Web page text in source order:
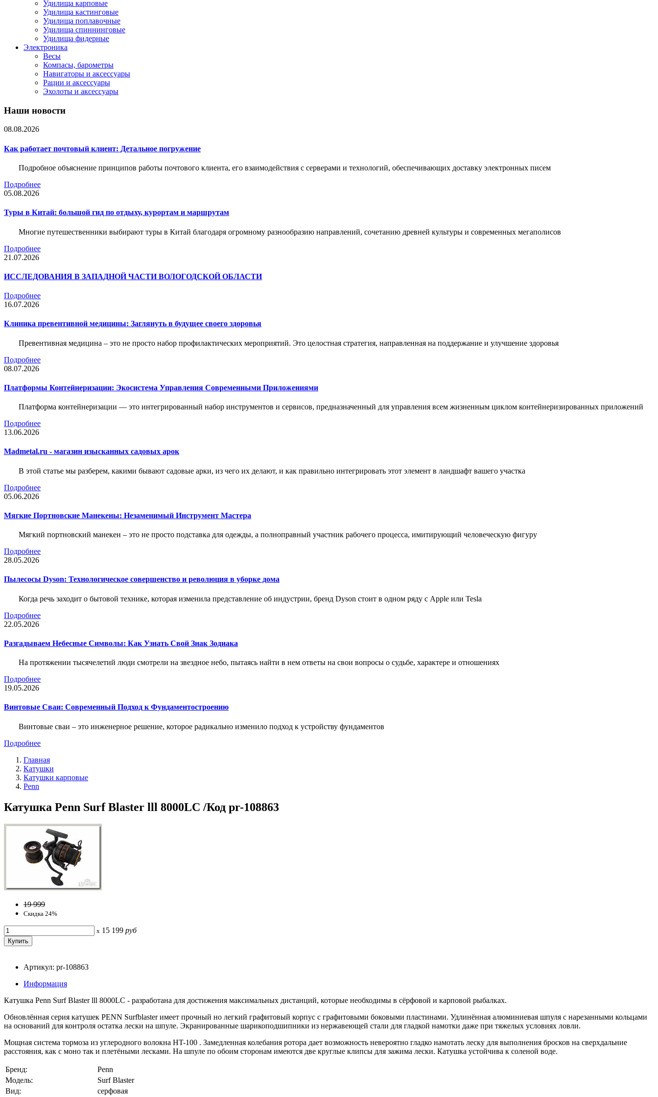
Удилища карповые
Удилища кастинговые
Удилища поплавочные
Удилища спиннинговые
Удилища фидерные
Электроника
Весы
Компасы, барометры
Навигаторы и аксессуары
Рации и аксессуары
Эхолоты и аксессуары
Наши новости
08.08.2026
Как работает почтовый клиент: Детальное погружение
Подробное объяснение принципов работы почтового клиента, его взаимодействия с серверами и технологий, обеспечивающих доставку электронных писем
Подробнее
05.08.2026
Туры в Китай: большой гид по отдыху, курортам и маршрутам
Многие путешественники выбирают туры в Китай благодаря огромному разнообразию направлений, сочетанию древней культуры и современных мегаполисов
Подробнее
21.07.2026
ИССЛЕДОВАНИЯ В ЗАПАДНОЙ ЧАСТИ ВОЛОГОДСКОЙ ОБЛАСТИ
Подробнее
16.07.2026
Клиника превентивной медицины: Заглянуть в будущее своего здоровья
Превентивная медицина – это не просто набор профилактических мероприятий. Это целостная стратегия, направленная на поддержание и улучшение здоровья
Подробнее
08.07.2026
Платформы Контейнеризации: Экосистема Управления Современными Приложениями
Платформа контейнеризации — это интегрированный набор инструментов и сервисов, предназначенный для управления всем жизненным циклом контейнеризированных приложений
Подробнее
13.06.2026
Madmetal.ru - магазин изысканных садовых арок
В этой статье мы разберем, какими бывают садовые арки, из чего их делают, и как правильно интегрировать этот элемент в ландшафт вашего участка
Подробнее
05.06.2026
Мягкие Портновские Манекены: Незаменимый Инструмент Мастера
Мягкий портновский манекен – это не просто подставка для одежды, а полноправный участник рабочего процесса, имитирующий человеческую фигуру
Подробнее
28.05.2026
Пылесосы Dyson: Технологическое совершенство и революция в уборке дома
Когда речь заходит о бытовой технике, которая изменила представление об индустрии, бренд Dyson стоит в одном ряду с Apple или Tesla
Подробнее
22.05.2026
Разгадываем Небесные Символы: Как Узнать Свой Знак Зодиака
На протяжении тысячелетий люди смотрели на звездное небо, пытаясь найти в нем ответы на свои вопросы о судьбе, характере и отношениях
Подробнее
19.05.2026
Винтовые Сваи: Современный Подход к Фундаментостроению
Винтовые сваи – это инженерное решение, которое радикально изменило подход к устройству фундаментов
Подробнее
Главная
Катушки
Катушки карповые
Penn
Катушка Penn Surf Blaster lll 8000LC /Код pr-108863
19 999
Скидка 24%
x 15 199 руб
Артикул: pr-108863
Информация
Катушка Penn Surf Blaster lll 8000LC - разработана для достижения максимальных дистанций, которые необходимы в сёрфовой и карповой рыбалках.
Обновлённая серия катушек PENN Surfblaster имеет прочный но легкий графитовый корпус с графитовыми боковыми пластинами. Удлинённая алюминиевая шпуля с нарезанными кольцами
на оснований для контроля остатка лески на шпуле. Экранированные шарикоподшипники из нержавеющей стали для гладкой намотки даже при тяжелых условиях ловли.
Мощная система тормоза из углеродного волокна HT-100 . Замедленная колебания ротора дает возможность невероятно гладко намотать леску для выполнения бросков на сверхдальние
расстояния, как с моно так и плетёными лесками. На шпуле по обоим сторонам имеются две круглые клипсы для зажима лески. Катушка устойчива к соленой воде.
Бренд:
Penn
Модель:
Surf Blaster
Вид:
серфовая